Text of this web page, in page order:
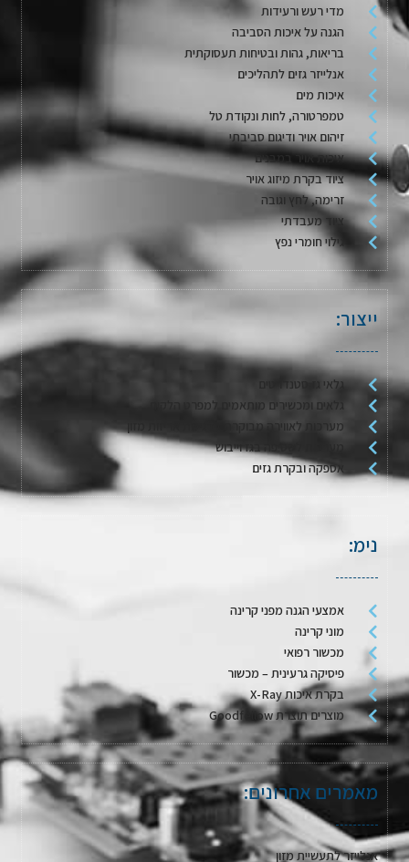
מדי רעש ורעידות
הגנה על איכות הסביבה
בריאות, גהות ובטיחות תעסוקתית
אנלייזר גזים לתהליכים
איכות מים
טמפרטורה, לחות ונקודת טל
זיהום אויר ודיגום סביבתי
איכות אויר במבנים
ציוד בקרת מיזוג אויר
זרימה, לחץ וגובה
ציוד מעבדתי
גילוי חומרי נפץ
ייצור:
גלאי גז סטנדרטים
גלאים ומכשירים מותאמים למפרט הלקוח
מערכות לאווירה מבוקרת / דגימת אריזות מזון
מערכות לשטיפה בגז וייבוש
אספקה ובקרת גזים
נימ:
אמצעי הגנה מפני קרינה
מוני קרינה
מכשור רפואי
פיסיקה גרעינית – מכשור
בקרת איכות X-Ray
מוצרים תוצרת Goodfellow
מאמרים אחרונים:
אנלייזר לתעשיית מזון